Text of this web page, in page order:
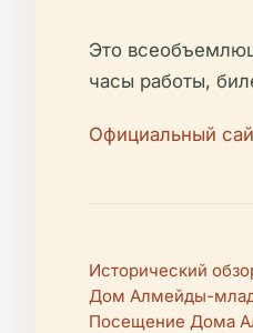
Это
часы работы,
Официальный
Исторический
Дом Алмейды-
Посещение Дома